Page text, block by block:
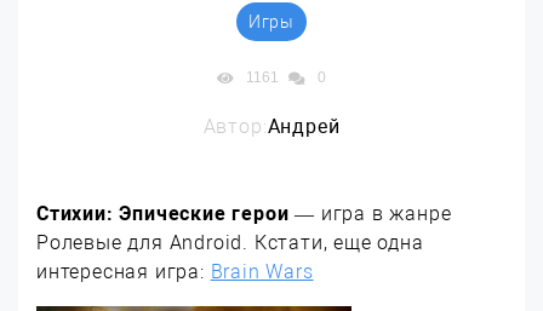
Игры
1161 0
Автор:Андрей
Стихии: Эпические герои— игра в жанре
Ролевые для Android. Кстати, еще одна
интересная игра: Brain Wars